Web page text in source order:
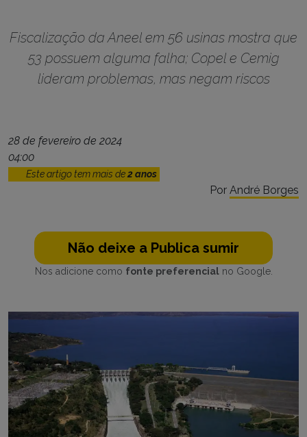
Fiscalização da Aneel em 56 usinas mostra que
53 possuem alguma falha; Copel e Cemig
lideram problemas, mas negam riscos
28 de fevereiro de 2024
04:00
Este artigo tem mais de2 anos
Por André Borges
Não deixe a Publica sumir
Nos adicione como fonte preferencialno Google.